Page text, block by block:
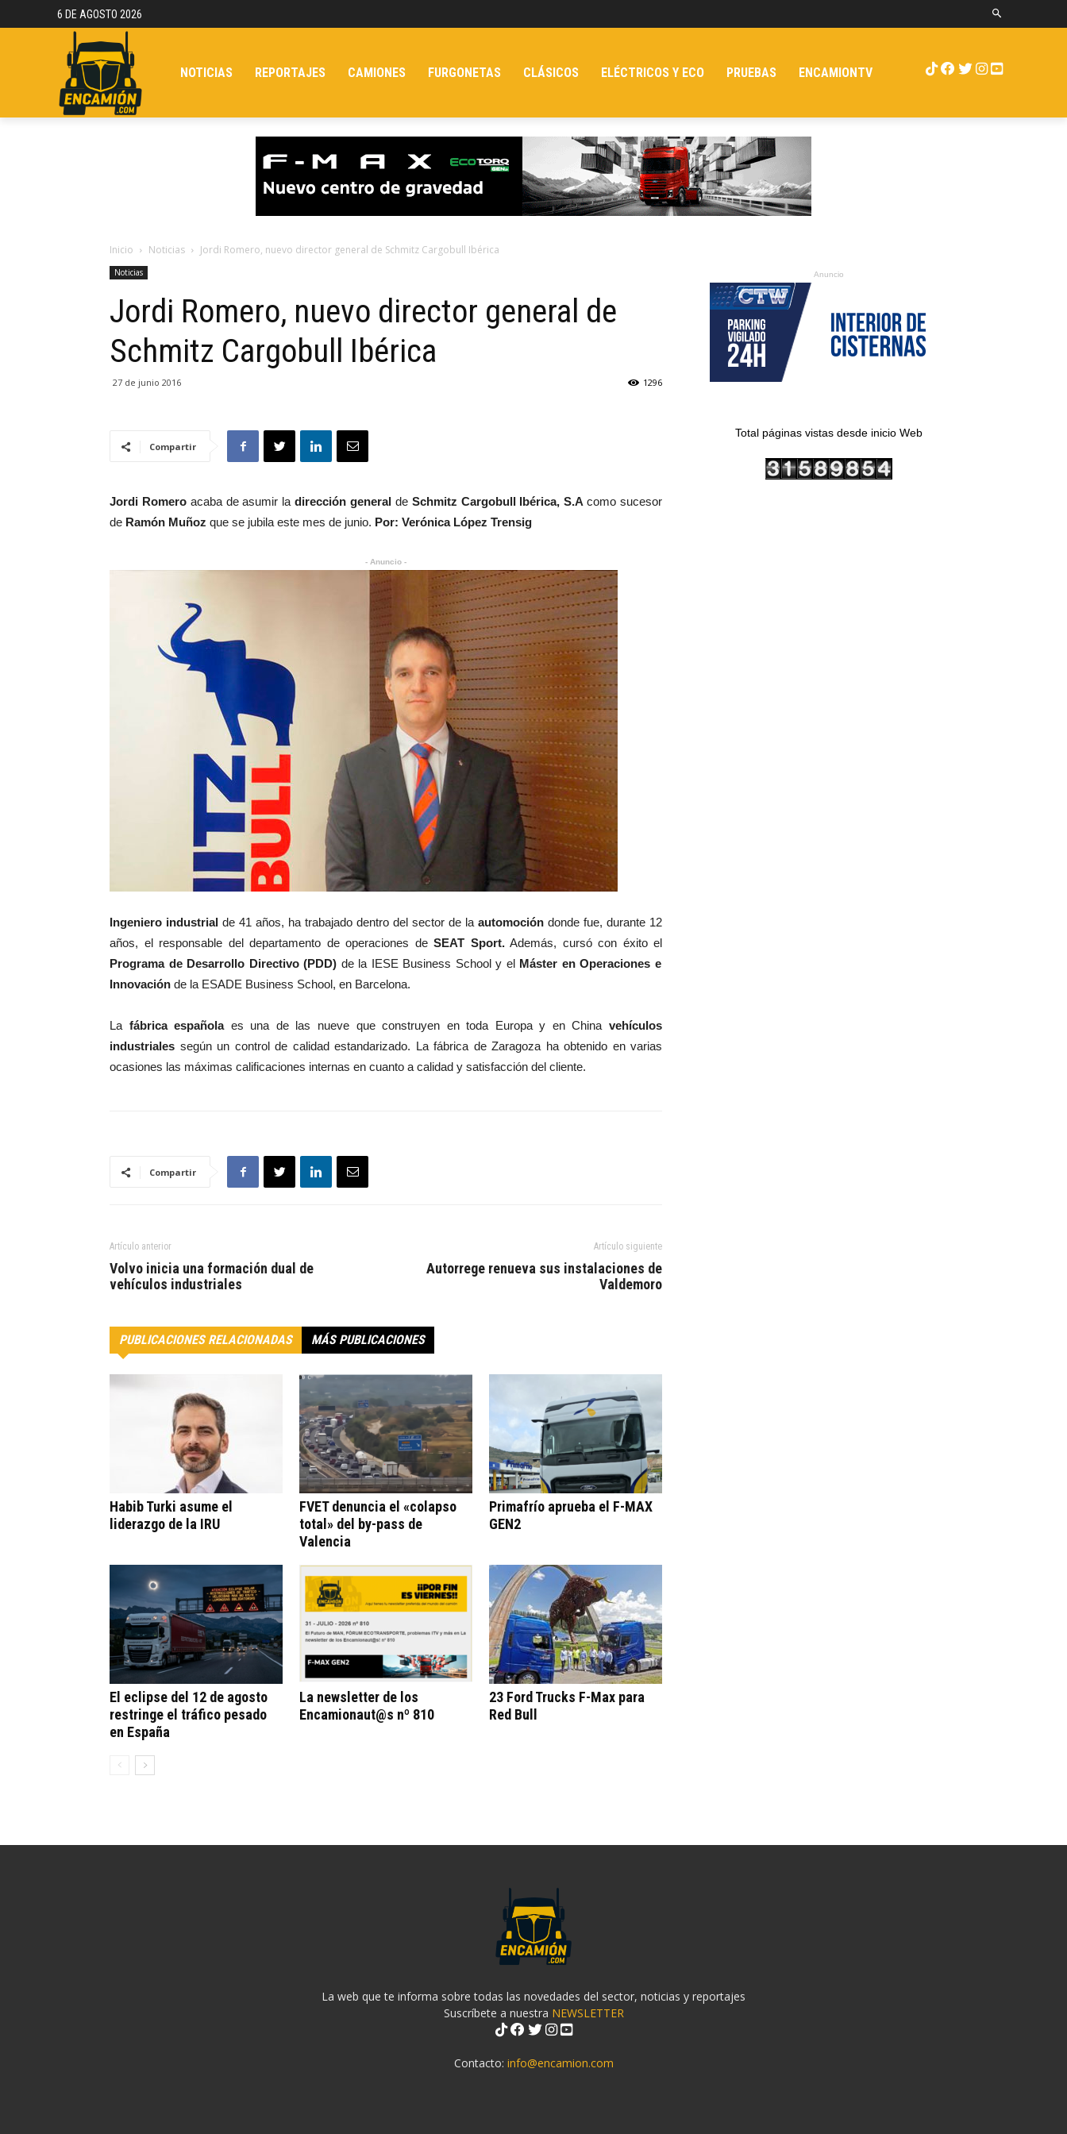
6 DE AGOSTO 2026
NOTICIAS REPORTAJES CAMIONES FURGONETAS CLÁSICOS ELÉCTRICOS Y ECO PRUEBAS ENCAMIONTV
Inicio Noticias Jordi Romero, nuevo director general de Schmitz Cargobull Ibérica
Noticias
Jordi Romero, nuevo director general de
Schmitz Cargobull Ibérica
27 de junio 2016 1296
Compartir
Jordi Romeroacaba de asumir ladirección general de Schmitz Cargobull Ibérica, S.Acomo sucesor
de Ramón Muñoz que se jubila este mes de junio. Por: Verónica López Trensig
- Anuncio -
Ingeniero industrial de 41 años, ha trabajado dentro del sector de la automoción donde fue, durante 12
años, el responsable del departamento de operaciones deSEAT Sport.Además, cursó con éxito el
Programa de Desarrollo Directivo (PDD) de la IESE Business School y el Máster en Operaciones e
Innovación de la ESADE Business School, en Barcelona.
La fábrica españolaes una de las nueve que construyen en toda Europa y en China vehículos
industriales según un control de calidad estandarizado. La fábrica de Zaragoza ha obtenido en varias
ocasiones las máximas calificaciones internas en cuanto a calidad y satisfacción del cliente.
Compartir
Artículo anterior
Volvo inicia una formación dual de
vehículos industriales
Artículo siguiente
Autorrege renueva sus instalaciones de
Valdemoro
PUBLICACIONES RELACIONADAS MÁS PUBLICACIONES
Habib Turki asume el
liderazgo de la IRU
FVET denuncia el «colapso
total» del by-pass de
Valencia
Primafrío aprueba el F-MAX
GEN2
El eclipse del 12 de agosto
restringe el tráfico pesado
en España
La newsletter de los
Encamionaut@s nº 810
23 Ford Trucks F-Max para
Red Bull
Anuncio
Total páginas vistas desde inicio Web
La web que te informa sobre todas las novedades del sector, noticias y reportajes
Suscríbete a nuestra NEWSLETTER
Contacto: info@encamion.com